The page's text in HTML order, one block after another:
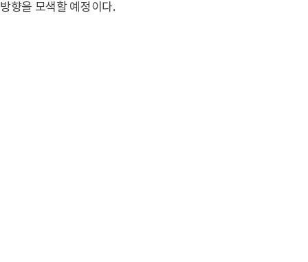
방향을 모색할 예정이다.